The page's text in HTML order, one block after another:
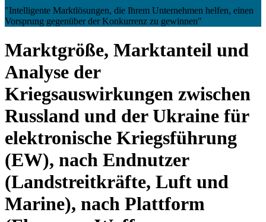
"Intelligente Marktlösungen, die Ihrem Unternehmen helfen, einen
Vorsprung gegenüber der Konkurrenz zu gewinnen"
Marktgröße, Marktanteil und
Analyse der
Kriegsauswirkungen zwischen
Russland und der Ukraine für
elektronische Kriegsführung
(EW), nach Endnutzer
(Landstreitkräfte, Luft und
Marine), nach Plattform